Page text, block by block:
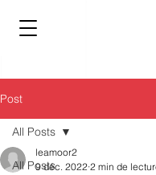
Post
All Posts
All Posts
leamoor2
9 déc. 2022 2 min de